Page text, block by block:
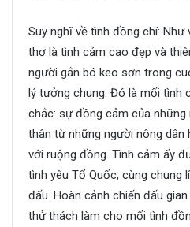
Suy nghĩ về tình đồng chí:
thơ là tình cảm cao đẹp và
người gắn bó keo sơn trong
lý tưởng chung. Đó là mối tình
chắc: sự đồng cảm của
thân từ những người nông dân
với ruộng đồng. Tình cảm ấy
tình yêu Tổ Quốc, cùng chung
đấu. Hoàn cảnh chiến đấu
thử thách làm cho mối tình